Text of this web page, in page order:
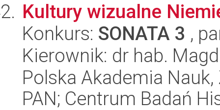
Kultury wizualne
Konkurs: SONATA 3 ,
Kierownik: dr hab.
Polska Akademia
PAN; Centrum Badań